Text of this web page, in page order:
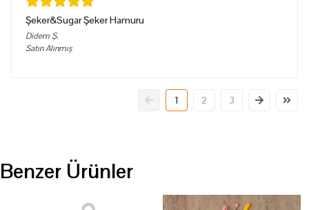
Şeker&Sugar Şeker Hamuru
Didem Ş.
Satın Alınmış
1 2 3
Benzer Ürünler